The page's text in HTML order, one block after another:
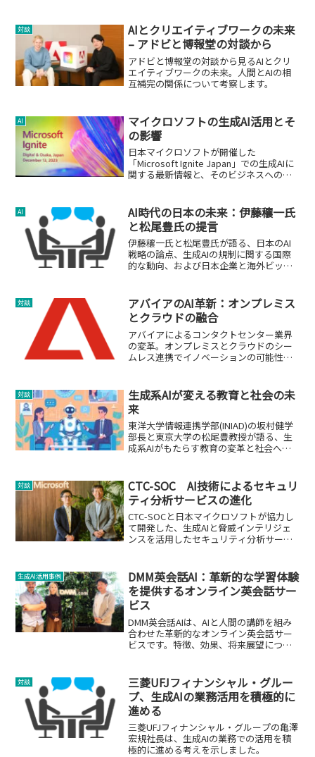
フロントランナーである対話型生成...
対談
AIとクリエイティブワークの未来
– アドビと博報堂の対談から
アドビと博報堂の対談から見るAIとクリ
エイティブワークの未来。人間とAIの相
互補完の関係について考察します。
AI
マイクロソフトの生成AI活用とそ
の影響
日本マイクロソフトが開催した
「Microsoft Ignite Japan」での生成AIに
関する最新情報と、そのビジネスへの応
AI
AI時代の日本の未来：伊藤穰一氏
と松尾豊氏の提言
伊藤穰一氏と松尾豊氏が語る、日本のAI
戦略の論点、生成AIの規制に関する国際
的な動向、および日本企業と海外ビッグ
対談
アバイアのAI革新：オンプレミス
とクラウドの融合
アバイアによるコンタクトセンター業界
の変革。オンプレミスとクラウドのシー
ムレス連携でイノベーションの可能性を
対談
生成系AIが変える教育と社会の未
来
東洋大学情報連携学部(INIAD)の坂村健学
部長と東京大学の松尾豊教授が語る、生
成系AIがもたらす教育の変革と社会への
対談
CTC-SOC AI技術によるセキュリ
ティ分析サービスの進化
CTC-SOCと日本マイクロソフトが協力し
て開発した、生成AIと脅威インテリジェ
ンスを活用したセキュリティ分析サービ
生成AI活用事例
DMM英会話AI：革新的な学習体験
を提供するオンライン英会話サー
ビス
DMM英会話AIは、AIと人間の講師を組み
合わせた革新的なオンライン英会話サー
ビスです。特徴、効果、将来展望につい
対談
三菱UFJフィナンシャル・グルー
プ、生成AIの業務活用を積極的に
進める
三菱UFJフィナンシャル・グループの亀澤
宏規社長は、生成AIの業務での活用を積
極的に進める考えを示しました。